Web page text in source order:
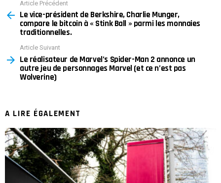
more
Article Précédent
Le vice-président de Berkshire, Charlie Munger,
compare le bitcoin à « Stink Ball » parmi les monnaies
traditionnelles.
Article Suivant
Le réalisateur de Marvel’s Spider-Man 2 annonce un
autre jeu de personnages Marvel (et ce n’est pas
Wolverine)
A LIRE ÉGALEMENT